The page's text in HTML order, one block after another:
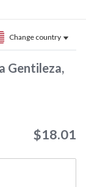
Change country
Gentileza,
$18.01